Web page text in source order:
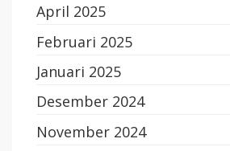
April 2025
Februari 2025
Januari 2025
Desember 2024
November 2024